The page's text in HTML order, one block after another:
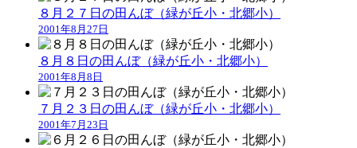
８月２７日の田んぼ（緑が丘小・北郷小）
2001年8月27日
８月８日の田んぼ（緑が丘小・北郷小）
2001年8月8日
７月２３日の田んぼ（緑が丘小・北郷小）
2001年7月23日